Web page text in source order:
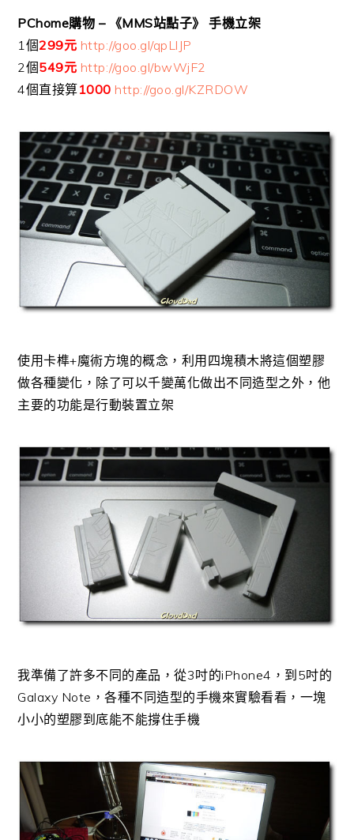
PChome購物 – 《MMS站點子》 手機立架
1個299元 http://goo.gl/qpLlJP
2個549元 http://goo.gl/bwWjF2
4個直接算1000 http://goo.gl/KZRDOW
使用卡榫+魔術方塊的概念，利用四塊積木將這個塑膠
做各種變化，除了可以千變萬化做出不同造型之外，他
主要的功能是行動裝置立架
我準備了許多不同的產品，從3吋的iPhone4，到5吋的
Galaxy Note，各種不同造型的手機來實驗看看，一塊
小小的塑膠到底能不能撐住手機